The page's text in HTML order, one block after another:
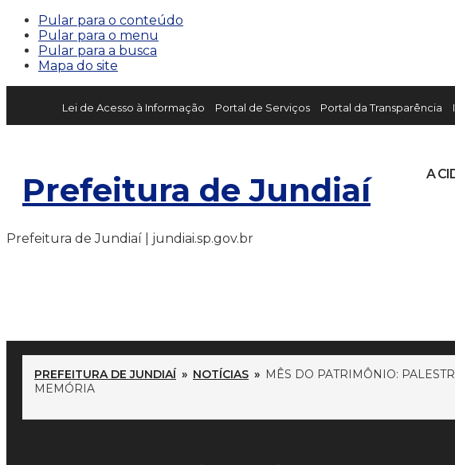
Pular para o conteúdo
Pular para o menu
Pular para a busca
Mapa do site
Lei de Acesso à Informação Portal de Serviços Portal da Transparência
Prefeitura de Jundiaí A
Prefeitura de Jundiaí | jundiai.sp.gov.br
PREFEITURA DE JUNDIAÍ » NOTÍCIAS » MÊS DO PATRIMÔNIO:
MEMÓRIA